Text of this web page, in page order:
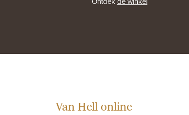
Van Hell online